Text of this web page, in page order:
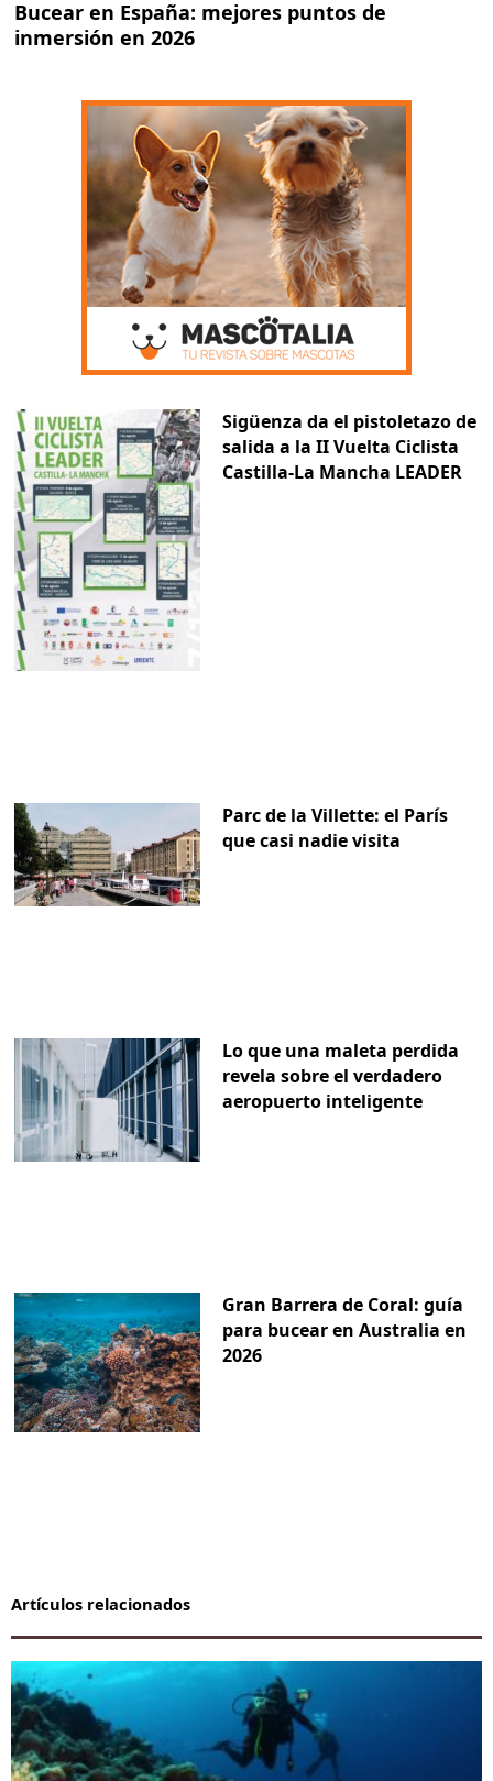
Bucear en España: mejores puntos de
inmersión en 2026
Sigüenza da el pistoletazo de
salida a la II Vuelta Ciclista
Castilla-La Mancha LEADER
Parc de la Villette: el París
que casi nadie visita
Lo que una maleta perdida
revela sobre el verdadero
aeropuerto inteligente
Gran Barrera de Coral: guía
para bucear en Australia en
2026
Artículos relacionados